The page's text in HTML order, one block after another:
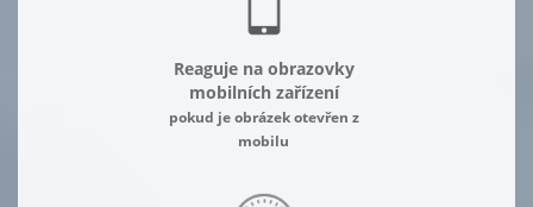
Reaguje na obrazovky
mobilních zařízení
pokud je obrázek otevřen z
mobilu